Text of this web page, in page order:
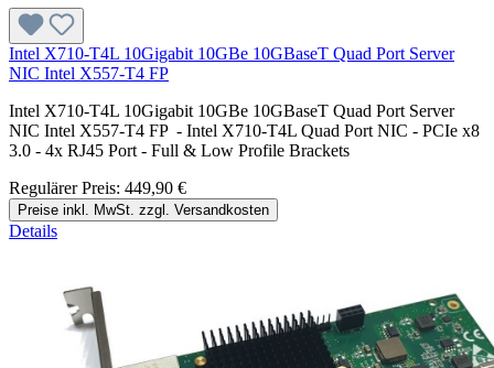
Intel X710-T4L 10Gigabit 10GBe 10GBaseT Quad Port Server
NIC Intel X557-T4 FP
Intel X710-T4L 10Gigabit 10GBe 10GBaseT Quad Port Server
NIC Intel X557-T4 FP - Intel X710-T4L Quad Port NIC - PCIe x8
3.0 - 4x RJ45 Port - Full & Low Profile Brackets
Regulärer Preis: 449,90 €
Preise inkl. MwSt. zzgl. Versandkosten
Details